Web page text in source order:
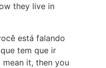
they live in
está falando
tem que ir
it, then you